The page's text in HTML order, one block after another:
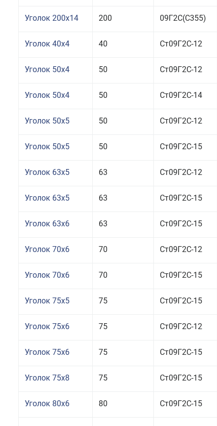
Уголок 200x14 200 09Г2С(С355)
Уголок 40x4 40 Ст09Г2С-12
Уголок 50x4 50 Ст09Г2С-12
Уголок 50x4 50 Ст09Г2С-14
Уголок 50x5 50 Ст09Г2С-12
Уголок 50x5 50 Ст09Г2С-15
Уголок 63x5 63 Ст09Г2С-12
Уголок 63x5 63 Ст09Г2С-15
Уголок 63x6 63 Ст09Г2С-15
Уголок 70x6 70 Ст09Г2С-12
Уголок 70x6 70 Ст09Г2С-15
Уголок 75x5 75 Ст09Г2С-15
Уголок 75x6 75 Ст09Г2С-12
Уголок 75x6 75 Ст09Г2С-15
Уголок 75x8 75 Ст09Г2С-15
Уголок 80x6 80 Ст09Г2С-15